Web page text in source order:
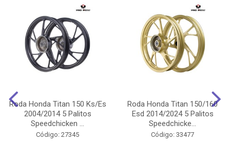
Roda Honda Titan 150 Ks/Es
2004/2014 5 Palitos
Speedchicken ...
Código: 27345
Roda Honda Titan 150/160
Esd 2014/2024 5 Palitos
Speedchicke...
Código: 33477